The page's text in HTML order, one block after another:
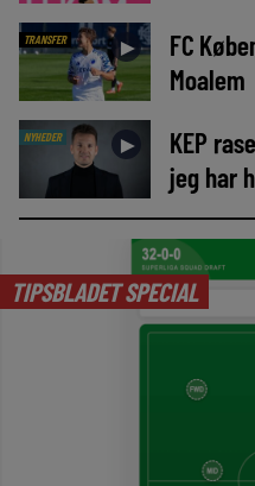
TRANSFER ►
FC
Moalem
NYHEDER ►
KEP
jeg har
TIPSBLADET SPECIAL